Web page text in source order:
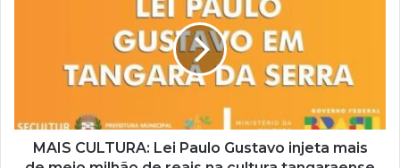
MAIS CULTURA: Lei Paulo Gustavo injeta mais